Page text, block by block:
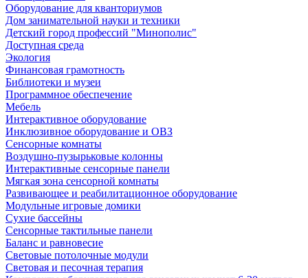
Оборудование для кванториумов
Дом занимательной науки и техники
Детский город профессий "Минополис"
Доступная среда
Экология
Финансовая грамотность
Библиотеки и музеи
Программное обеспечение
Мебель
Интерактивное оборудование
Инклюзивное оборудование и ОВЗ
Cенсорные комнаты
Воздушно-пузырьковые колонны
Интерактивные сенсорные панели
Мягкая зона сенсорной комнаты
Развивающее и реабилитационное оборудование
Модульные игровые домики
Сухие бассейны
Сенсорные тактильные панели
Баланс и равновесие
Световые потолочные модули
Световая и песочная терапия